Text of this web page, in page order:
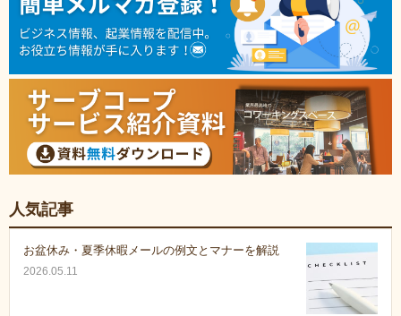
人気記事
お盆休み・夏季休暇メールの例文とマナーを解説
2026.05.11